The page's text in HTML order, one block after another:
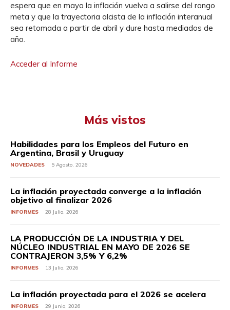
espera que en mayo la inflación vuelva a salirse del rango
meta y que la trayectoria alcista de la inflación interanual
sea retomada a partir de abril y dure hasta mediados de
año.
Acceder al Informe
Más vistos
Habilidades para los Empleos del Futuro en
Argentina, Brasil y Uruguay
NOVEDADES 5 Agosto, 2026
La inflación proyectada converge a la inflación
objetivo al finalizar 2026
INFORMES 28 Julio, 2026
LA PRODUCCIÓN DE LA INDUSTRIA Y DEL
NÚCLEO INDUSTRIAL EN MAYO DE 2026 SE
CONTRAJERON 3,5% Y 6,2%
INFORMES 13 Julio, 2026
La inflación proyectada para el 2026 se acelera
INFORMES 29 Junio, 2026